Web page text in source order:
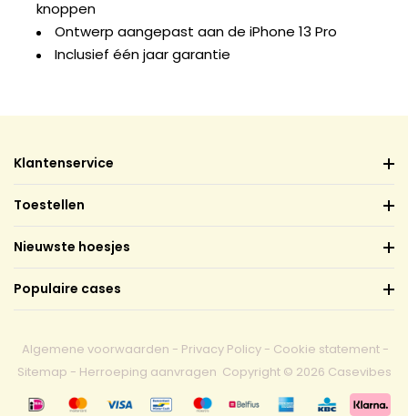
knoppen
Ontwerp aangepast aan de iPhone 13 Pro
Inclusief één jaar garantie
Klantenservice
Toestellen
Nieuwste hoesjes
Populaire cases
Algemene voorwaarden - Privacy Policy - Cookie statement -
Sitemap - Herroeping aanvragen Copyright © 2026 Casevibes